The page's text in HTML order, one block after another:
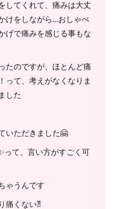
してくれて、痛みは大丈
けをしながら…おしゃべ
げで痛みを感じる事もな
たのですが、ほとんど痛
って、考えがなくなりま
した
いただきました🤗
って、言い方がすごく可
ゃうんです
痛くない⁈